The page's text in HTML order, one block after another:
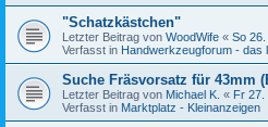
"Schatzkästchen"
Letzter Beitrag von WoodWife « So
Verfasst in Handwerkzeugforum - das
Suche Fräsvorsatz für 43mm
Letzter Beitrag von Michael K. « Fr 27.
Verfasst in Marktplatz - Kleinanzeigen